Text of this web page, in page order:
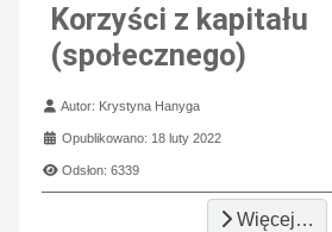
Korzyści z kapitału
(społecznego)
Szczegóły
Autor: Krystyna Hanyga
Opublikowano: 18 luty 2022
Odsłon: 6339
Więcej…